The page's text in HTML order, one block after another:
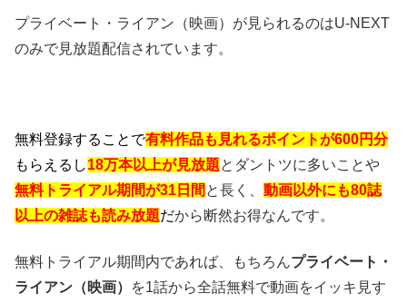
プライベート・ライアン（映画）が見られるのはU-NEXT
のみで見放題配信されています。
無料登録することで有料作品も見れるポイントが600円分
もらえるし18万本以上が見放題とダントツに多いことや
無料トライアル期間が31日間 と長く、 動画以外にも80誌
以上の雑誌も読み放題だから断然お得なんです。
無料トライアル期間内であれば、もちろんプライベート・
ライアン（映画）
を1話から全話無料で動画をイッキ見す